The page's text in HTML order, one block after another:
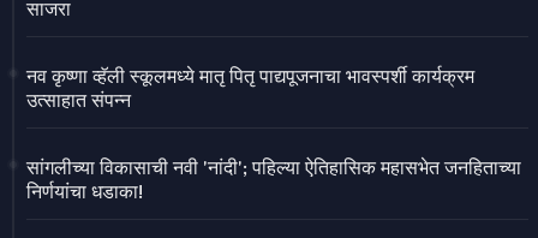
साजरा
नव कृष्णा व्हॅली स्कूलमध्ये मातृ पितृ पाद्यपूजनाचा भावस्पर्शी कार्यक्रम
उत्साहात संपन्न
सांगलीच्या विकासाची नवी 'नांदी'; पहिल्या ऐतिहासिक महासभेत जनहिताच्या
निर्णयांचा धडाका!